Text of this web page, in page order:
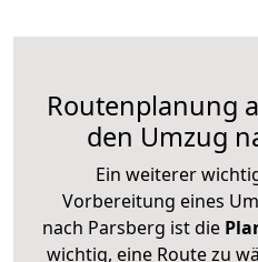
Routenplanung
den Umzug
Ein weiterer
Vorbereitung eines
nach Parsberg ist die
wichtig, eine Route zu